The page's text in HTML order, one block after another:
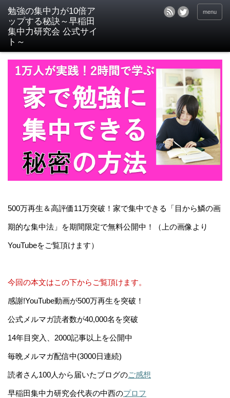
menu
500万再生＆高評価11万突破！家で集中できる「目から鱗の画
期的な集中法」を期間限定で無料公開中！（上の画像より
YouTubeをご覧頂けます）
今回の本文はこの下からご覧頂けます。
感謝!YouTube動画が500万再生を突破！
公式メルマガ読者数が40,000名を突破
14年目突入、2000記事以上を公開中
毎晩メルマガ配信中(3000日連続)
読者さん100人から届いたブログのご感想
早稲田集中力研究会代表の中西のプロフ